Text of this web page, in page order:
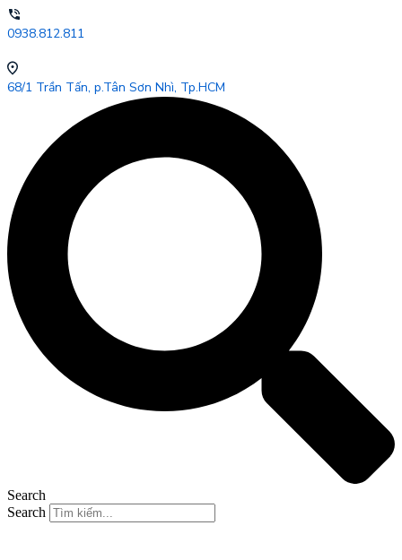
0938.812.811
68/1 Trần Tấn, p.Tân Sơn Nhì, Tp.HCM
Search
Search